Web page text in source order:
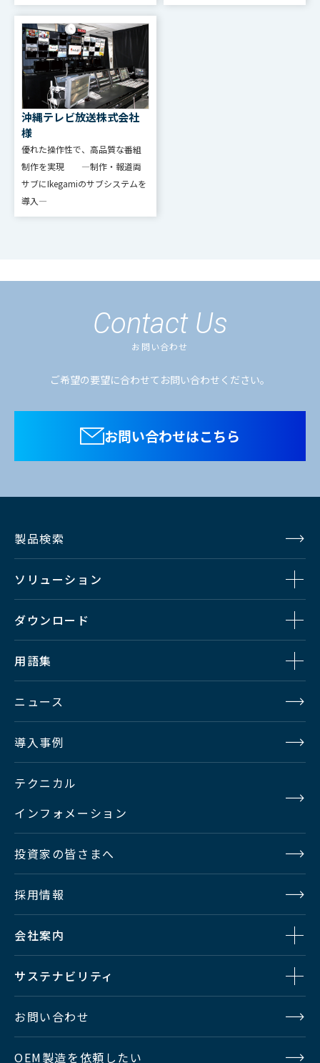
沖縄テレビ放送株式会社
様
優れた操作性で、高品質な番組
制作を実現 ―制作・報道両
サブにIkegamiのサブシステムを
導入―
Contact Us
お問い合わせ
ご希望の要望に合わせてお問い合わせください。
お問い合わせはこちら
製品検索
ソリューション
ダウンロード
用語集
ニュース
導入事例
テクニカル
インフォメーション
投資家の皆さまへ
採用情報
会社案内
サステナビリティ
お問い合わせ
OEM製造を依頼したい